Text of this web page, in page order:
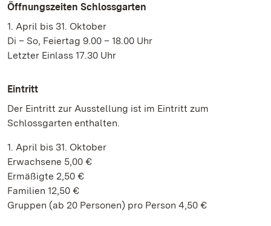
Öffnungszeiten Schlossgarten
1. April bis 31. Oktober
Di – So, Feiertag 9.00 – 18.00 Uhr
Letzter Einlass 17.30 Uhr
Eintritt
Der Eintritt zur Ausstellung ist im Eintritt zum
Schlossgarten enthalten.
1. April bis 31. Oktober
Erwachsene 5,00 €
Ermäßigte 2,50 €
Familien 12,50 €
Gruppen (ab 20 Personen) pro Person 4,50 €